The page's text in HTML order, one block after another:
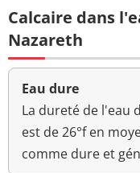
Bactéries coliformes
Bact. aér. revivifiables
à 22°-68h
Bact. aér. revivifiables
à 36°-44h
Calcaire dans
Nazareth
Eau dure
La dureté de l'eau
est de 26°f en
comme dure et